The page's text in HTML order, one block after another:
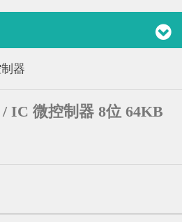
器
/ IC 微控制器 8位 64KB